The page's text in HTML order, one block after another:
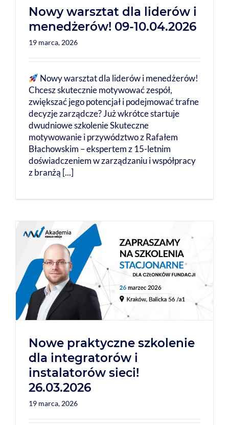
Nowy warsztat dla liderów i
menedżerów! 09-10.04.2026
19 marca, 2026
Nowy warsztat dla liderów i menedżerów!
Chcesz skutecznie motywować zespół,
zwiększać jego potencjał i podejmować trafne
decyzje zarządcze? Już wkrótce startuje
dwudniowe szkolenie Skuteczne
motywowanie i przywództwo z Rafałem
Błachowskim – ekspertem z 15-letnim
doświadczeniem w zarządzaniu i współpracy
z branżą [...]
Nowe praktyczne szkolenie
dla integratorów i
instalatorów sieci!
26.03.2026
19 marca, 2026